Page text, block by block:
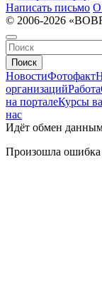
Написать письмо О
© 2006-2026
Поиск
НовостиФотофакт
организацийРабота
на порталеКурсы
нас
Идёт обмен
Произошла ошибка